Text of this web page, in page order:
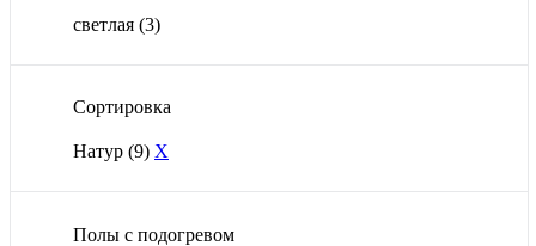
светлая (3)
Сортировка
Натур (9) X
Полы с подогревом